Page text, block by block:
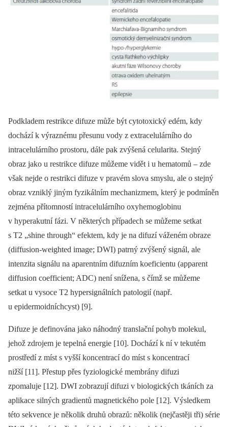
Podkladem restrikce difuze může být cytotoxický edém, kdy
dochází k výraznému přesunu vody z extracelulárního do
intracelulárního prostoru, dále pak zvýšená celularita. Stejný
obraz jako u restrikce difuze můžeme vidět i u hematomů –⁠ zde
však nejde o restrikci difuze v pravém slova smyslu, ale o stejný
obraz vzniklý jiným fyzikálním mechanizmem, který je podmíněn
zejména přítomností intracelulárního oxyhemoglobinu
v hyperakutní fázi. V ně­kte­rých případech se můžeme setkat
s T2 „shine through“ efektem, kdy je na difuzí váženém obraze
(dif­fusion-weighted image; DWI) patrný zvýšený signál, ale
intenzita signálu na aparentním difuzním koeficientu (apparent
dif­fusion coef­ficient; ADC) není snížena, s čímž se můžeme
setkat u vysoce T2 hypersignálních patologií (např.
u epidermoidníchcyst) [9].
Difuze je definována jako náhodný translační pohyb molekul,
jehož zdrojem je tepelná energie [10]. Dochází k ní v tekutém
prostředí z míst s vyšší koncentrací do míst s koncentrací
nižší [11]. Přestup přes fyziologické membrány difuzi
zpomaluje [12]. DWI zobrazují difuzi v bio­logických tkáních za
aplikace silných gradientů magnetického pole [12]. Výsledkem
této sekvence je několik druhů obrazů: několik (nejčastěji tři) série